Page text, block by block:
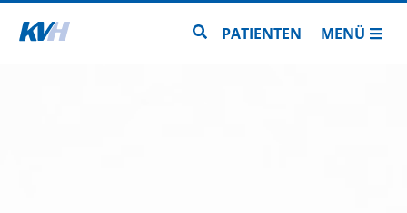
Zur Startseite Zur Seitensuche
PATIENTEN MENÜ